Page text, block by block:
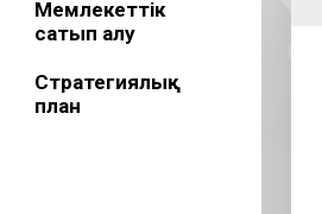
Мемлекеттік
сатып алу
Стратегиялық
план